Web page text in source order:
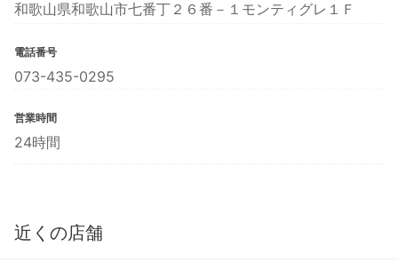
和歌山県和歌山市七番丁２６番－１モンティグレ１Ｆ
電話番号
073-435-0295
営業時間
24時間
近くの店舗